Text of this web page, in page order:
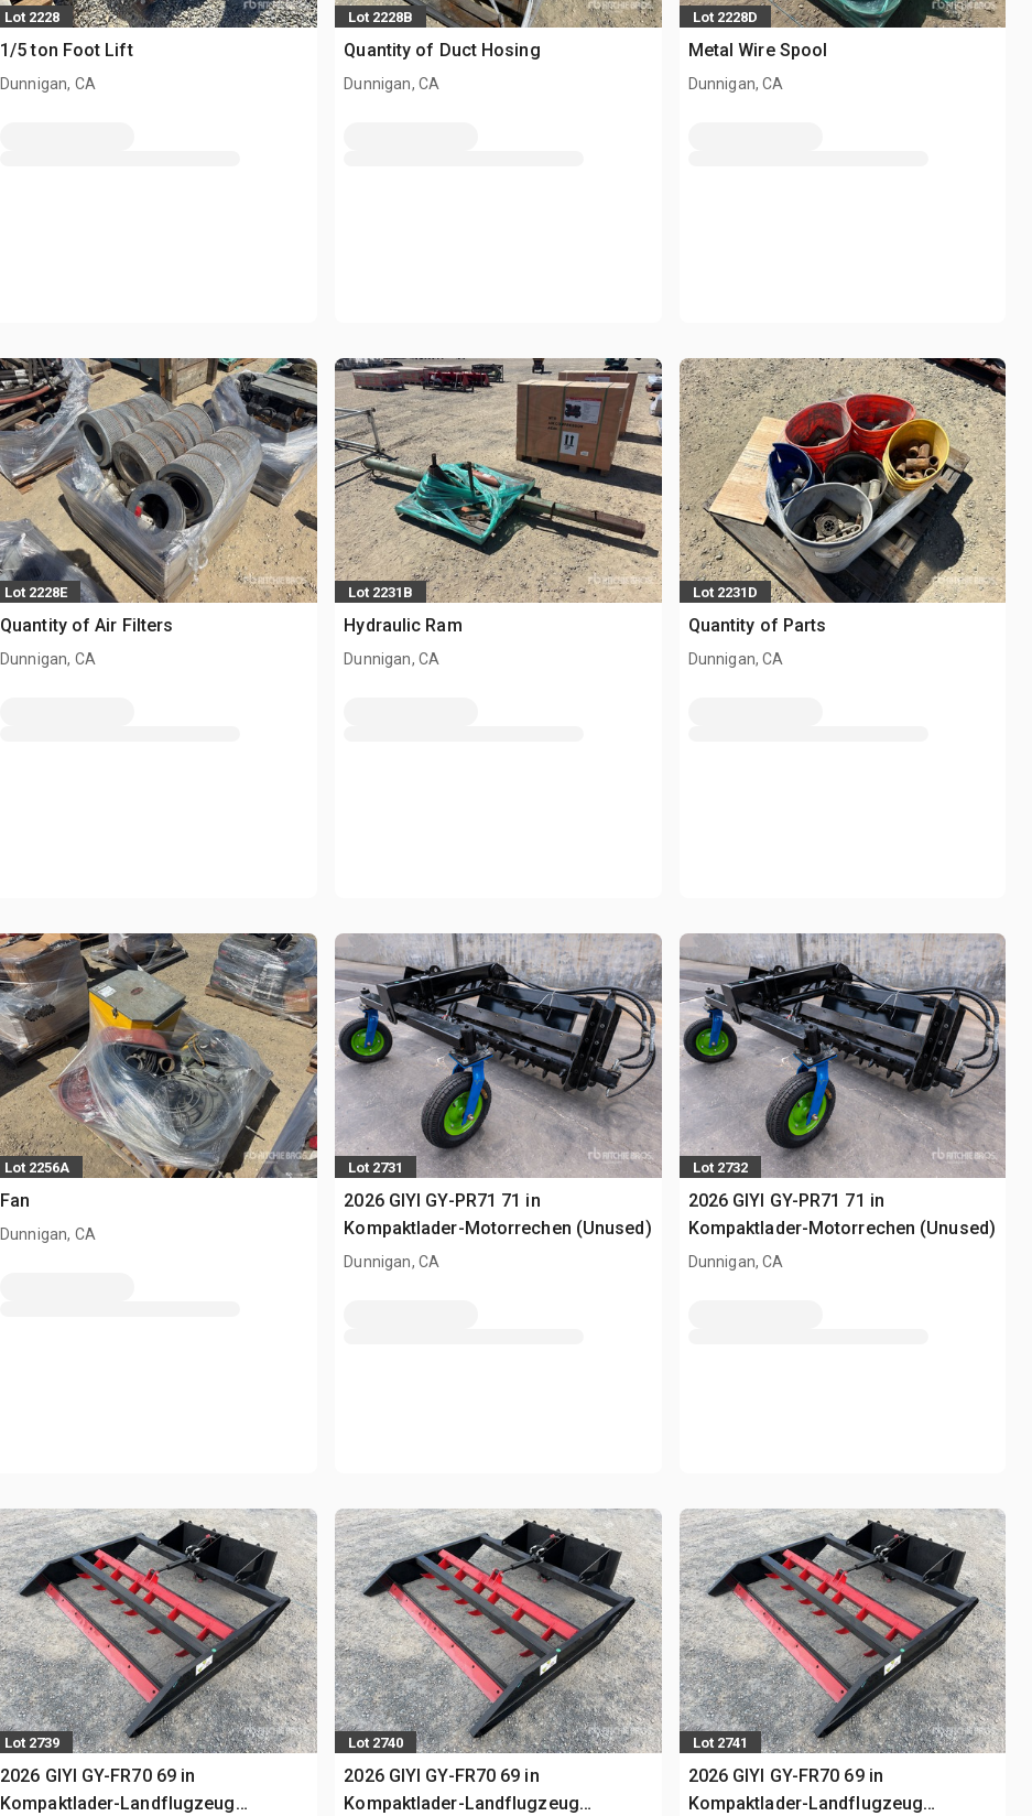
Lot 2228
1/5 ton Foot Lift
Dunnigan, CA
Lot 2228B
Quantity of Duct Hosing
Dunnigan, CA
Lot 2228D
Metal Wire Spool
Dunnigan, CA
Lot 2228E
Quantity of Air Filters
Dunnigan, CA
Lot 2231B
Hydraulic Ram
Dunnigan, CA
Lot 2231D
Quantity of Parts
Dunnigan, CA
Lot 2256A
Fan
Dunnigan, CA
Lot 2731
2026 GIYI GY-PR71 71 in
Kompaktlader-Motorrechen (Unused)
Dunnigan, CA
Lot 2732
2026 GIYI GY-PR71 71 in
Kompaktlader-Motorrechen (Unused)
Dunnigan, CA
Lot 2739
2026 GIYI GY-FR70 69 in
Kompaktlader-Landflugzeug
Lot 2740
2026 GIYI GY-FR70 69 in
Kompaktlader-Landflugzeug
Lot 2741
2026 GIYI GY-FR70 69 in
Kompaktlader-Landflugzeug